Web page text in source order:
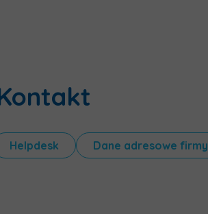
Helpdesk Dane adresowe firmy